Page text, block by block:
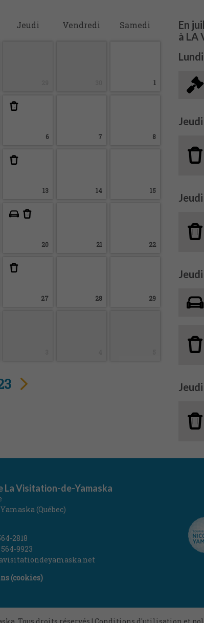
Jeudi Vendredi Samedi
1
6 7 8
13 14 15
20 21 22
27 28 29
En
à LA
Lundi
Jeudi
Jeudi
Jeudi
Jeudi
La Visitation-de-Yamaska
(Québec)
(cookies)
Tous droits réservés | Conditions d'utilisation et